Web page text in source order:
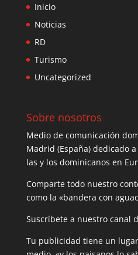
Inicio
Noticias
RD
Turismo
Uncategorized
Sobre nosotros
Medio de comunicación
Madrid (España) dedicado
las y los dominicanos en
Comparte todo nuestro
como la «bandera con
Suscríbete a nuestro canal
Tu publicidad tiene un